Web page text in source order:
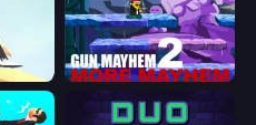
The Legendary Assassin Ninja KAL Gun Mayhem 2